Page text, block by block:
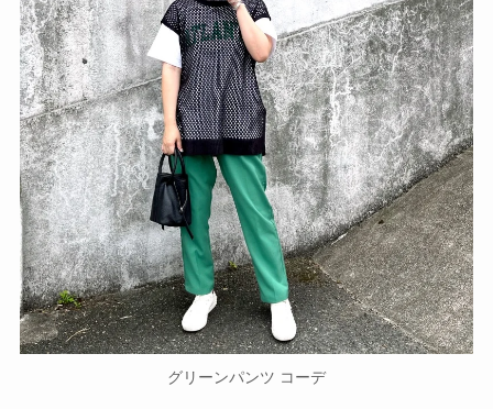
グリーンパンツ コーデ